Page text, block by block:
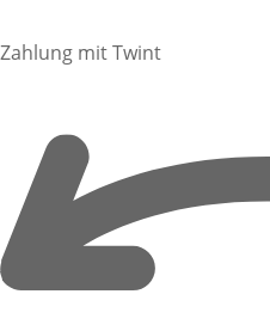
Zahlung mit Twint